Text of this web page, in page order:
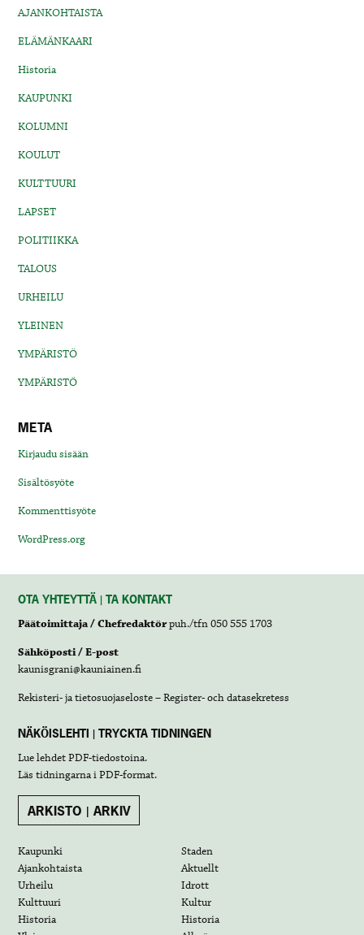
AJANKOHTAISTA
ELÄMÄNKAARI
Historia
KAUPUNKI
KOLUMNI
KOULUT
KULTTUURI
LAPSET
POLITIIKKA
TALOUS
URHEILU
YLEINEN
YMPÄRISTÖ
YMPÄRISTÖ
META
Kirjaudu sisään
Sisältösyöte
Kommenttisyöte
WordPress.org
OTA YHTEYTTÄ | TA KONTAKT
Päätoimittaja / Chefredaktörpuh./tfn 050 555 1703
Sähköposti / E-post
kaunisgrani@kauniainen.fi
Rekisteri- ja tietosuojaseloste – Register- och datasekretess
NÄKÖISLEHTI | TRYCKTA TIDNINGEN
Lue lehdetPDF-tiedostoina.
Läs tidningarna iPDF-format.
ARKISTO | ARKIV
Kaupunki
Staden
Ajankohtaista
Aktuellt
Urheilu
Idrott
Kulttuuri
Kultur
Historia
Historia